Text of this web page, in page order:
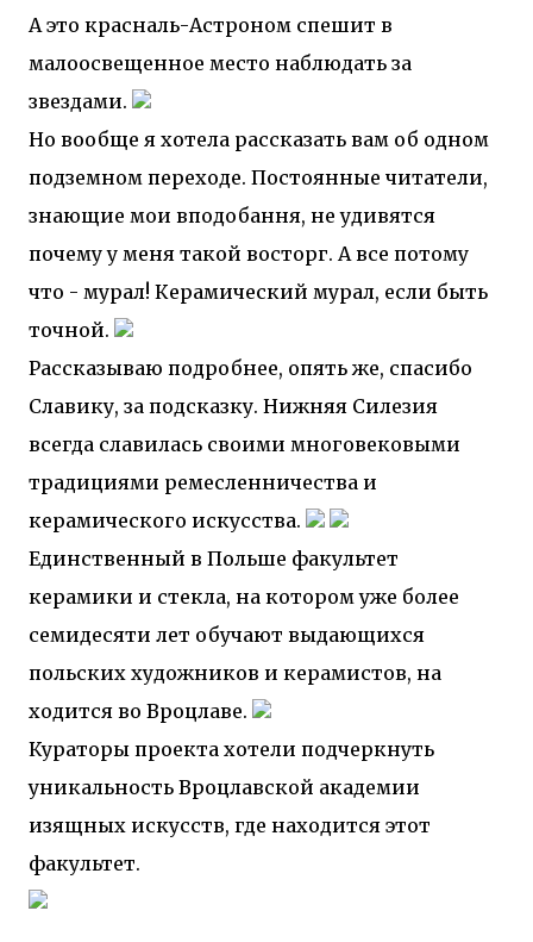
А это красналь-Астроном спешит в
малоосвещенное место наблюдать за
звездами.
Но вообще я хотела рассказать вам об одном
подземном переходе. Постоянные читатели,
знающие мои вподобання, не удивятся
почему у меня такой восторг. А все потому
что - мурал! Керамический мурал, если быть
точной.
Рассказываю подробнее, опять же, спасибо
Славику, за подсказку. Нижняя Силезия
всегда славилась своими многовековыми
традициями ремесленничества и
керамического искусства.
Единственный в Польше факультет
керамики и стекла, на котором уже более
семидесяти лет обучают выдающихся
польских художников и керамистов, на
ходится во Вроцлаве.
Кураторы проекта хотели подчеркнуть
уникальность Вроцлавской академии
изящных искусств, где находится этот
факультет.